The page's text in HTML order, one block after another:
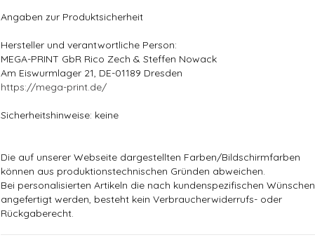
Angaben zur Produktsicherheit
Hersteller und verantwortliche Person:
MEGA-PRINT GbR Rico Zech & Steffen Nowack
Am Eiswurmlager 21, DE-01189 Dresden
https://mega-print.de/
Sicherheitshinweise: keine
Die auf unserer Webseite dargestellten Farben/Bildschirmfarben
können aus produktionstechnischen Gründen abweichen.
Bei personalisierten Artikeln die nach kundenspezifischen Wünschen
angefertigt werden, besteht kein Verbraucherwiderrufs- oder
Rückgaberecht.